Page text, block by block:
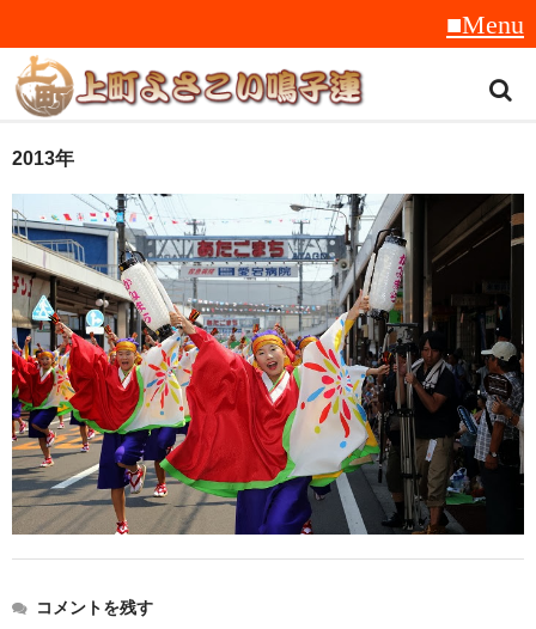
トップ
スタッフ紹介
受賞履歴
フラフ
音楽
衣装
地方車
グッズ
上町Tシャツ
手ぬぐい
2013年
コメントを残す